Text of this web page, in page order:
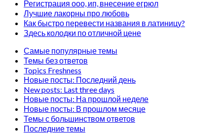
Регистрация ооо, ип, внесение егрюл
Лучшие лакорны про любовь
Как быстро перевести названия в латиницу?
Здесь колодки по отличной цене
Самые популярные темы
Темы без ответов
Topics Freshness
Новые посты: Последний день
New posts: Last three days
Новые посты: На прошлой неделе
Новые посты: В прошлом месяце
Темы с большинством ответов
Последние темы